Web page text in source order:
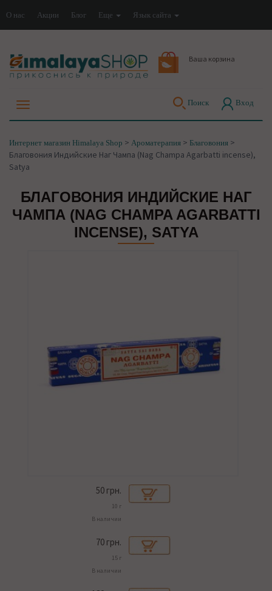
О нас Акции Блог Еще Язык сайта
Ваша корзина
Поиск Вход
Интернет магазин Himalaya Shop > Ароматерапия > Благовония >
Благовония Индийские Наг Чампа (Nag Champa Agarbatti incense),
Satya
БЛАГОВОНИЯ ИНДИЙСКИЕ НАГ
ЧАМПА (NAG CHAMPA AGARBATTI
INCENSE), SATYA
50 грн.
10 г
В наличии
70 грн.
15 г
В наличии